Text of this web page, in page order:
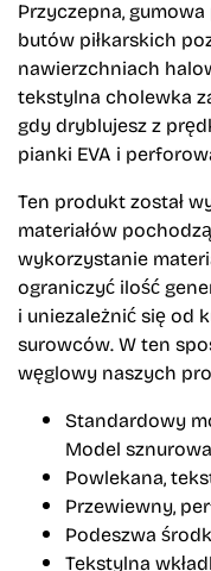
Przyczepna,
butów piłkarskich
nawierzchniach
tekstylna cholewka
gdy dryblujesz z
pianki EVA i
Ten produkt został
materiałów
wykorzystanie
ograniczyć ilość
i uniezależnić się od
surowców. W ten
węglowy naszych
Standardowy
Model
Powlekana,
Przewiewny,
Podeszwa
Tekstylna